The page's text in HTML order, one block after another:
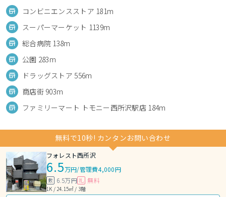
コンビニエンスストア 181m
スーパーマーケット 1139m
総合病院 138m
公園 283m
ドラッグストア 556m
商店街 903m
ファミリーマート トモニー西所沢駅店 184m
無料で10秒! カンタンお問い合わせ
フォレスト西所沢
6.5万円/管理費4,000円
敷 6.5万円 礼 無料
1K / 24.15㎡ / 3階